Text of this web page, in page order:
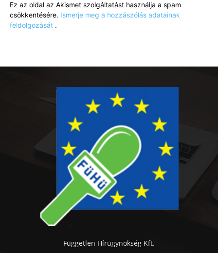
Ez az oldal az Akismet szolgáltatást használja a spam
csökkentésére. Ismerje meg a hozzászólás adatainak
feldolgozását .
Független Hírügynökség Kft.